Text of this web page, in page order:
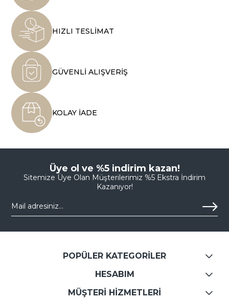
HIZLI TESLİMAT
GÜVENLİ ALIŞVERİŞ
KOLAY İADE
Üye ol ve %5 indirim kazan!
Sitemize Üye Olan Müşterilerimiz %5 Ekstra İndirim
Kazanıyor!
POPÜLER KATEGORİLER
HESABIM
MÜŞTERİ HİZMETLERİ